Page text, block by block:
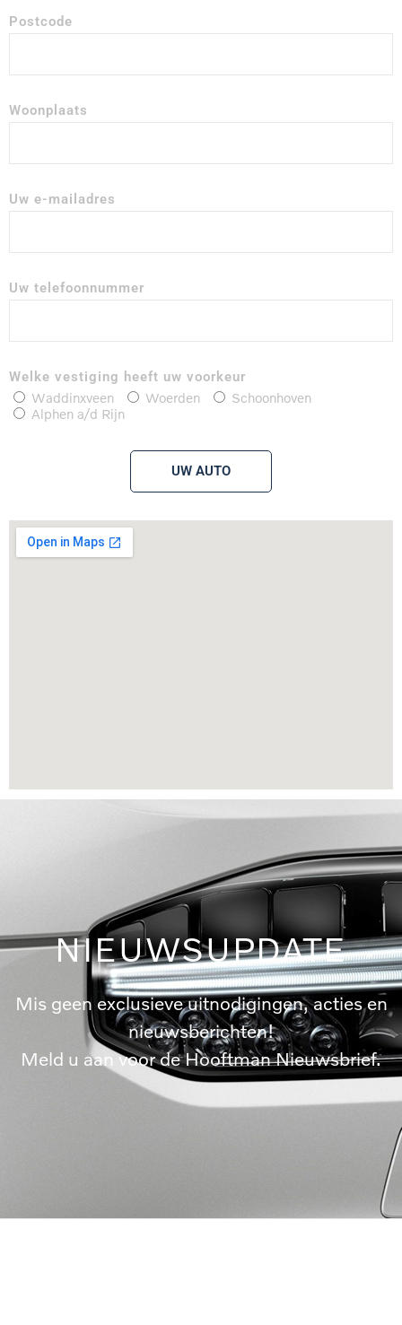
Postcode
Woonplaats
Uw e-mailadres
Uw telefoonnummer
Welke vestiging heeft uw voorkeur
Waddinxveen
Woerden
Schoonhoven
Alphen a/d Rijn
UW AUTO
NIEUWSUPDATE
Mis geen exclusieve uitnodigingen, acties en
nieuwsberichten!
Meld u aan voor de Hooftman Nieuwsbrief.